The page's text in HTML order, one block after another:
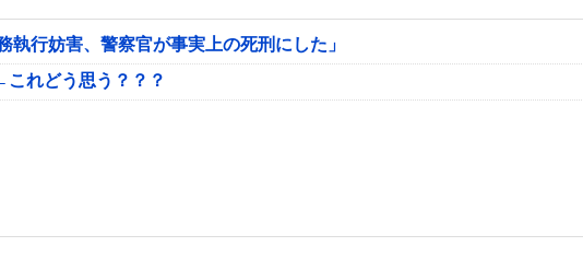
行妨害、警察官が事実上の死刑にした」
れどう思う？？？